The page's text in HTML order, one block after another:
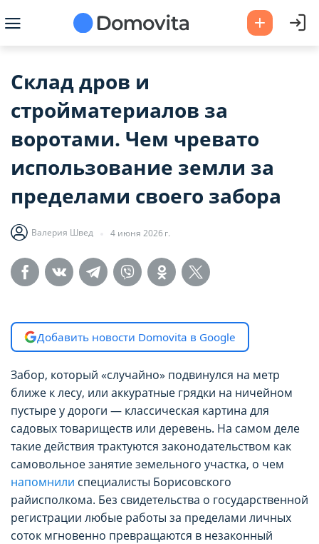
Склад дров и
стройматериалов за
воротами. Чем чревато
использование земли за
пределами своего забора
Валерия Швед 4 июня 2026 г.
Добавить новости Domovita в Google
Забор, который «случайно» подвинулся на метр
ближе к лесу, или аккуратные грядки на ничейном
пустыре у дороги — классическая картина для
садовых товариществ или деревень. На самом деле
такие действия трактуются законодательством как
самовольное занятие земельного участка, о чем
напомнили специалисты Борисовского
райисполкома. Без свидетельства о государственной
регистрации любые работы за пределами личных
соток мгновенно превращаются в незаконный